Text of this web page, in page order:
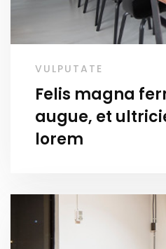
VULPUTATE
Felis magna
augue, et
lorem